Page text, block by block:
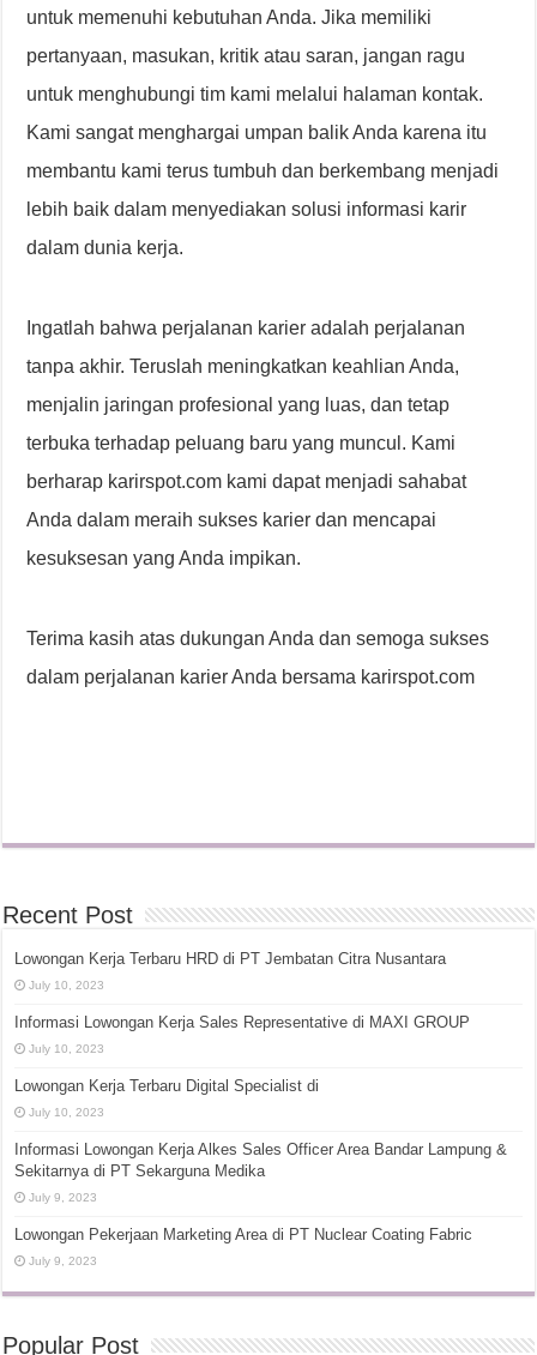
untuk memenuhi kebutuhan Anda. Jika memiliki
pertanyaan, masukan, kritik atau saran, jangan ragu
untuk menghubungi tim kami melalui halaman kontak.
Kami sangat menghargai umpan balik Anda karena itu
membantu kami terus tumbuh dan berkembang menjadi
lebih baik dalam menyediakan solusi informasi karir
dalam dunia kerja.
Ingatlah bahwa perjalanan karier adalah perjalanan
tanpa akhir. Teruslah meningkatkan keahlian Anda,
menjalin jaringan profesional yang luas, dan tetap
terbuka terhadap peluang baru yang muncul. Kami
berharap karirspot.com kami dapat menjadi sahabat
Anda dalam meraih sukses karier dan mencapai
kesuksesan yang Anda impikan.
Terima kasih atas dukungan Anda dan semoga sukses
dalam perjalanan karier Anda bersama karirspot.com
Recent Post
Lowongan Kerja Terbaru HRD di PT Jembatan Citra Nusantara
July 10, 2023
Informasi Lowongan Kerja Sales Representative di MAXI GROUP
July 10, 2023
Lowongan Kerja Terbaru Digital Specialist di
July 10, 2023
Informasi Lowongan Kerja Alkes Sales Officer Area Bandar Lampung &
Sekitarnya di PT Sekarguna Medika
July 9, 2023
Lowongan Pekerjaan Marketing Area di PT Nuclear Coating Fabric
July 9, 2023
Popular Post